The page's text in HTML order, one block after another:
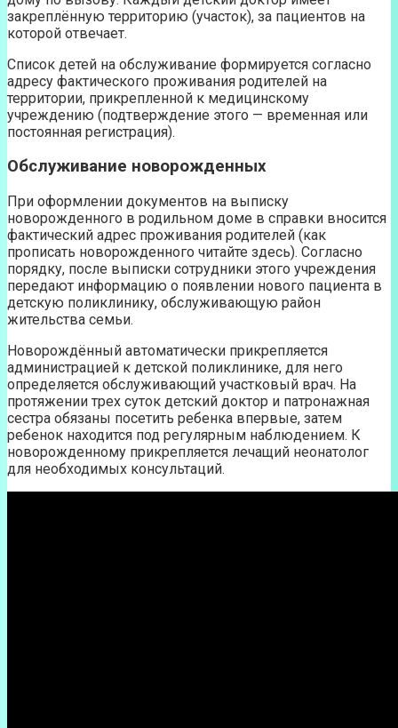
закреплённую территорию (участок), за пациентов на
которой отвечает.
Список детей на обслуживание формируется согласно
адресу фактического проживания родителей на
территории, прикрепленной к медицинскому
учреждению (подтверждение этого — временная или
постоянная регистрация).
Обслуживание новорожденных
При оформлении документов на выписку
новорожденного в родильном доме в справки вносится
фактический адрес проживания родителей (как
прописать новорожденного читайте здесь). Согласно
порядку, после выписки сотрудники этого учреждения
передают информацию о появлении нового пациента в
детскую поликлинику, обслуживающую район
жительства семьи.
Новорождённый автоматически прикрепляется
администрацией к детской поликлинике, для него
определяется обслуживающий участковый врач. На
протяжении трех суток детский доктор и патронажная
сестра обязаны посетить ребенка впервые, затем
ребенок находится под регулярным наблюдением. К
новорожденному прикрепляется лечащий неонатолог
для необходимых консультаций.